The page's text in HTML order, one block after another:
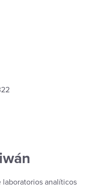
laboratorios analíticos